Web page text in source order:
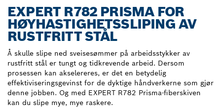
EXPERT R782 PRISMA FOR
HØYHASTIGHETSSLIPING AV
RUSTFRITT STÅL
Å skulle slipe ned sveisesømmer på arbeidsstykker av
rustfritt stål er tungt og tidkrevende arbeid. Dersom
prosessen kan akselereres, er det en betydelig
effektiviseringsgevinst for de dyktige håndverkerne som gjør
denne jobben. Og med EXPERT R782 Prisma-fiberskiven
kan du slipe mye, mye raskere.